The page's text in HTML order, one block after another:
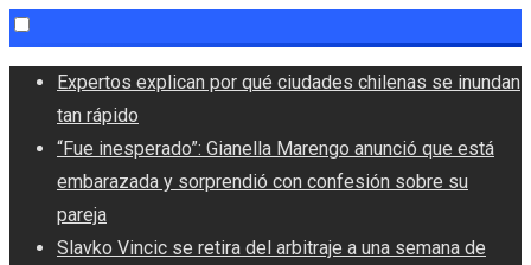
Skip
content
Expertos explican por qué ciudades chilenas se inundan
tan rápido
“Fue inesperado”: Gianella Marengo anunció que está
embarazada y sorprendió con confesión sobre su
pareja
Slavko Vincic se retira del arbitraje a una semana de